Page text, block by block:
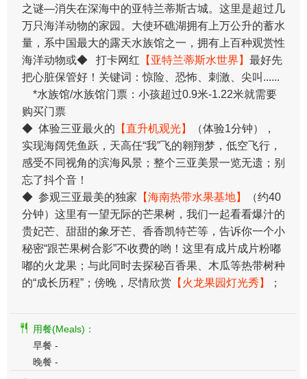
之谜—消失在深海中的亚特兰蒂斯古城。这里是超过几
万只海洋动物的家园。大使环礁湖拥有上万公升的蓄水
量，系中国最大的露天水族馆之一，拥有上百种观赏性
海洋动物或◆ 打卡网红 【亚特兰蒂斯水世界】 最好先
把心脏保管好！关键词：惊险、恐怖、刺激、尖叫......
*水族馆/水族馆门票：小孩超过0.9米-1.22米就需要
购买门票
◆ 体验三亚最火的 【直升机观光】
（体验1分钟），
实现海阔凭鱼跃，天高任“我”飞的翱翔梦，低空飞行，
感受不同视角的滨海风景；整个三亚美景一览无遗；别
忘了抖个音！
◆ 参观三亚最美的独家 【海南热带水果基地】
（约40
分钟）这里有一望无际的芒果树，我们一起看看爆汁的
贵妃芒、甜甜的象牙芒、香香凯特芒等，告诉你一个小
秘密“跟芒果树合影”不收费的哟！这里有成片成片粉嘟
嘟的火龙果；与此同时去探秘百香果、木瓜等热带树种
的“成长历程”；傍晚，尽情欣赏 【火龙果园灯光秀】 ；
用餐(Meals)：
早餐 -
晚餐 -